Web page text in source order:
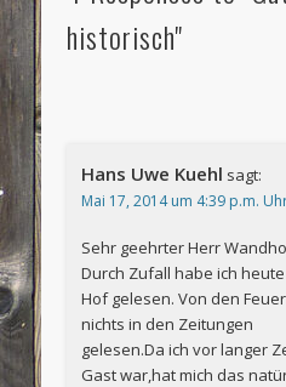
historisch"
Hans Uwe Kuehl sagt:
Mai 17, 2014 um 4:39 p.m.
Sehr geehrter Herr
Durch Zufall habe ich
Hof gelesen. Von den
nichts in den Zeitungen
gelesen.Da ich vor langer
Gast war,hat mich das